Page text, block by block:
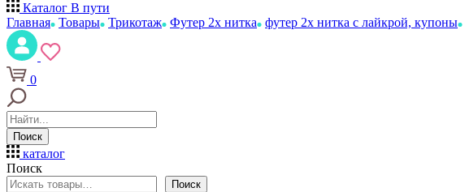
Каталог В пути
Главная Товары Трикотаж Футер 2х нитка футер 2х нитка с лайкрой, купоны
0
Поиск
каталог
Поиск
Поиск